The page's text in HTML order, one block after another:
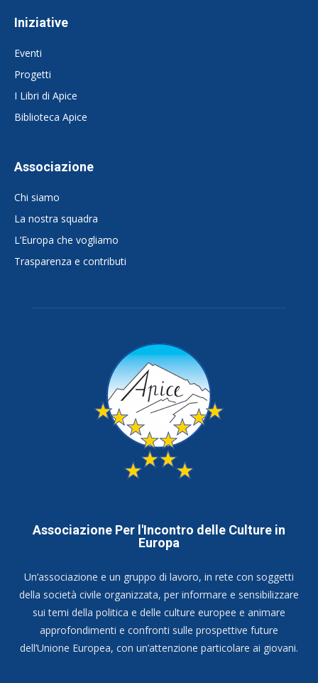
Iniziative
Eventi
Progetti
I Libri di Apice
Biblioteca Apice
Associazione
Chi siamo
La nostra squadra
L’Europa che vogliamo
Trasparenza e contributi
Associazione Per l'Incontro delle Culture in
Europa
Un’associazione e un gruppo di lavoro, in rete con soggetti
della società civile organizzata, per informare e sensibilizzare
sui temi della politica e delle culture europee e animare
approfondimenti e confronti sulle prospettive future
dell’Unione Europea, con un’attenzione particolare ai giovani.